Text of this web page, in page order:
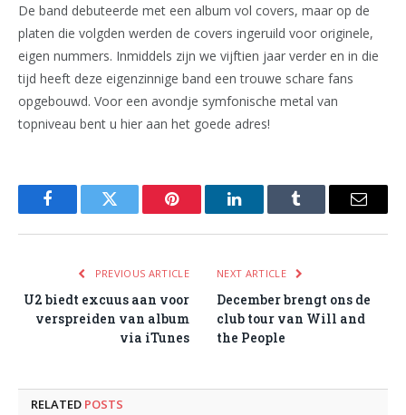
De band debuteerde met een album vol covers, maar op de
platen die volgden werden de covers ingeruild voor originele,
eigen nummers. Inmiddels zijn we vijftien jaar verder en in die
tijd heeft deze eigenzinnige band een trouwe schare fans
opgebouwd. Voor een avondje symfonische metal van
topniveau bent u hier aan het goede adres!
FacebookTwitter Pinterest LinkedInTumblr Email
PREVIOUS ARTICLE
U2 biedt excuus aan voor
verspreiden van album
via iTunes
NEXT ARTICLE
December brengt ons de
club tour van Will and
the People
RELATED POSTS